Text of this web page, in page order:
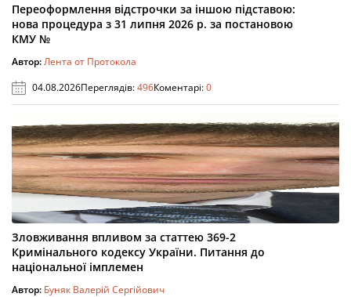
Переоформлення відстрочки за іншою підставою:
нова процедура з 31 липня 2026 р. за постановою
КМУ №
Автор:Лента от Протокола
04.08.2026Переглядів:496Коментарі:0
Зловживання впливом за статтею 369-2
Кримінального кодексу України. Питання до
національної імплемен
Автор: Буняк Валерій Сергійович